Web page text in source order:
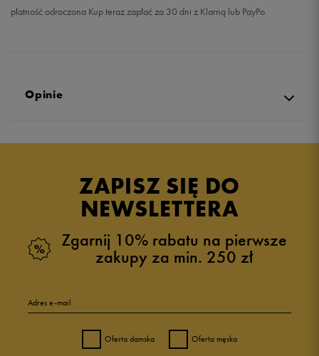
płatność odroczona Kup teraz zapłać za 30 dni z Klarną lub PayPo
Opinie
ZAPISZ SIĘ DO
NEWSLETTERA
Zgarnij 10% rabatu na pierwsze
zakupy za min. 250 zł
Adres e-mail
Oferta damska Oferta męska